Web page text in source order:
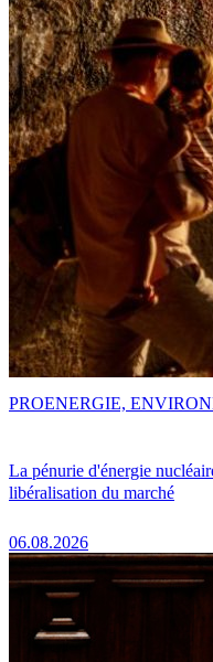
La pénurie d'énergie
libéralisation du marché
06.08.2026
PROENERGIE,